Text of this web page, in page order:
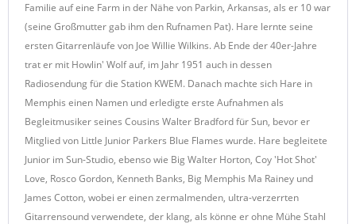
Familie auf eine Farm in der Nähe von Parkin, Arkansas, als er 10 war
(seine Großmutter gab ihm den Rufnamen Pat). Hare lernte seine
ersten Gitarrenläufe von Joe Willie Wilkins. Ab Ende der 40er-Jahre
trat er mit Howlin' Wolf auf, im Jahr 1951 auch in dessen
Radiosendung für die Station KWEM. Danach machte sich Hare in
Memphis einen Namen und erledigte erste Aufnahmen als
Begleitmusiker seines Cousins Walter Bradford für Sun, bevor er
Mitglied von Little Junior Parkers Blue Flames wurde. Hare begleitete
Junior im Sun-Studio, ebenso wie Big Walter Horton, Coy 'Hot Shot'
Love, Rosco Gordon, Kenneth Banks, Big Memphis Ma Rainey und
James Cotton, wobei er einen zermalmenden, ultra-verzerrten
Gitarrensound verwendete, der klang, als könne er ohne Mühe Stahl